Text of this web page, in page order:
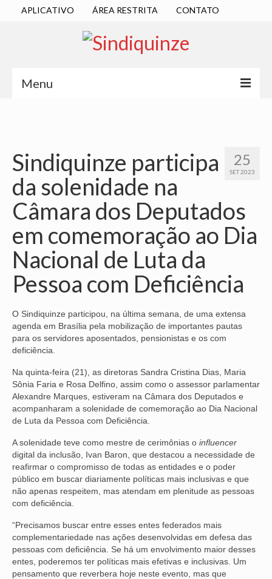
APLICATIVO ÁREA RESTRITA CONTATO
Menu
DIRETORIA EXECUTIVA
ESTATUTO
ATAS
LOCALIZAÇÃO
QUEM SOMOS
NOSSA HISTÓRIA
SUBSEDES
ARAÇATUBA
PRESIDENTE PRUDENTE
RIBEIRÃO PRETO
SÃO JOSÉ DOS CAMPOS
SÃO JOSÉ DO RIO PRETO
SOROCABA
BOLETIM
VÍDEOS
25
SET 2023
Sindiquinze participa
da solenidade na
Câmara dos Deputados
em comemoração ao Dia
Nacional de Luta da
Pessoa com Deficiência
O Sindiquinze participou, na última semana, de uma extensa
agenda em Brasília pela mobilização de importantes pautas
para os servidores aposentados, pensionistas e os com
deficiência.
Na quinta-feira (21), as diretoras Sandra Cristina Dias, Maria
Sônia Faria e Rosa Delfino, assim como o assessor parlamentar
Alexandre Marques, estiveram na Câmara dos Deputados e
acompanharam a solenidade de comemoração ao Dia Nacional
de Luta da Pessoa com Deficiência.
A solenidade teve como mestre de cerimônias o influencer
digital da inclusão, Ivan Baron, que destacou a necessidade de
reafirmar o compromisso de todas as entidades e o poder
público em buscar diariamente políticas mais inclusivas e que
não apenas respeitem, mas atendam em plenitude as pessoas
com deficiência.
“Precisamos buscar entre esses entes federados mais
complementariedade nas ações desenvolvidas em defesa das
pessoas com deficiência. Se há um envolvimento maior desses
entes, poderemos ter políticas mais efetivas e inclusivas. Um
pensamento que reverbera hoje neste evento, mas que